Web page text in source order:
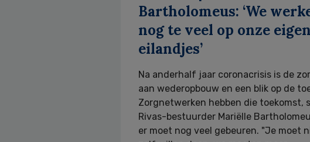
Bartholomeus: ‘We
nog te veel op onze eigen
eilandjes’
Na anderhalf jaar coronacrisis is de
aan wederopbouw en een blik op de
Zorgnetwerken hebben die toekomst,
Rivas-bestuurder Mariëlle
er moet nog veel gebeuren. "Je moet